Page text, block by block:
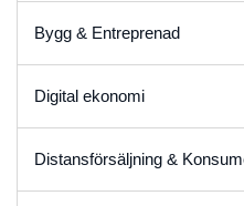
Bygg & Entreprenad
Digital ekonomi
Distansförsäljning &